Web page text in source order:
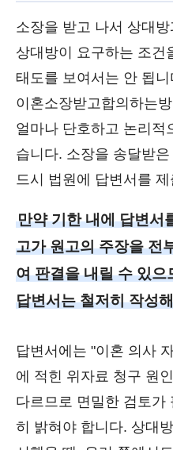
소장을 받고 나서 상대
상대방이 요구하는 조건
태도를 보여서는 안 됩
이혼소장받고합의하는
얼마나 단호하고 논리적
습니다. 소장을 송달받
드시 법원에 답변서를
만약 기한 내에 답변서
고가 원고의 주장을 전
여 판결을 내릴 수 있
답변서는 철저히 작성
답변서에는 "이혼 의사
에 적힌 위자료 청구 원
다르므로 면밀한 검토가
히 밝혀야 합니다. 상대